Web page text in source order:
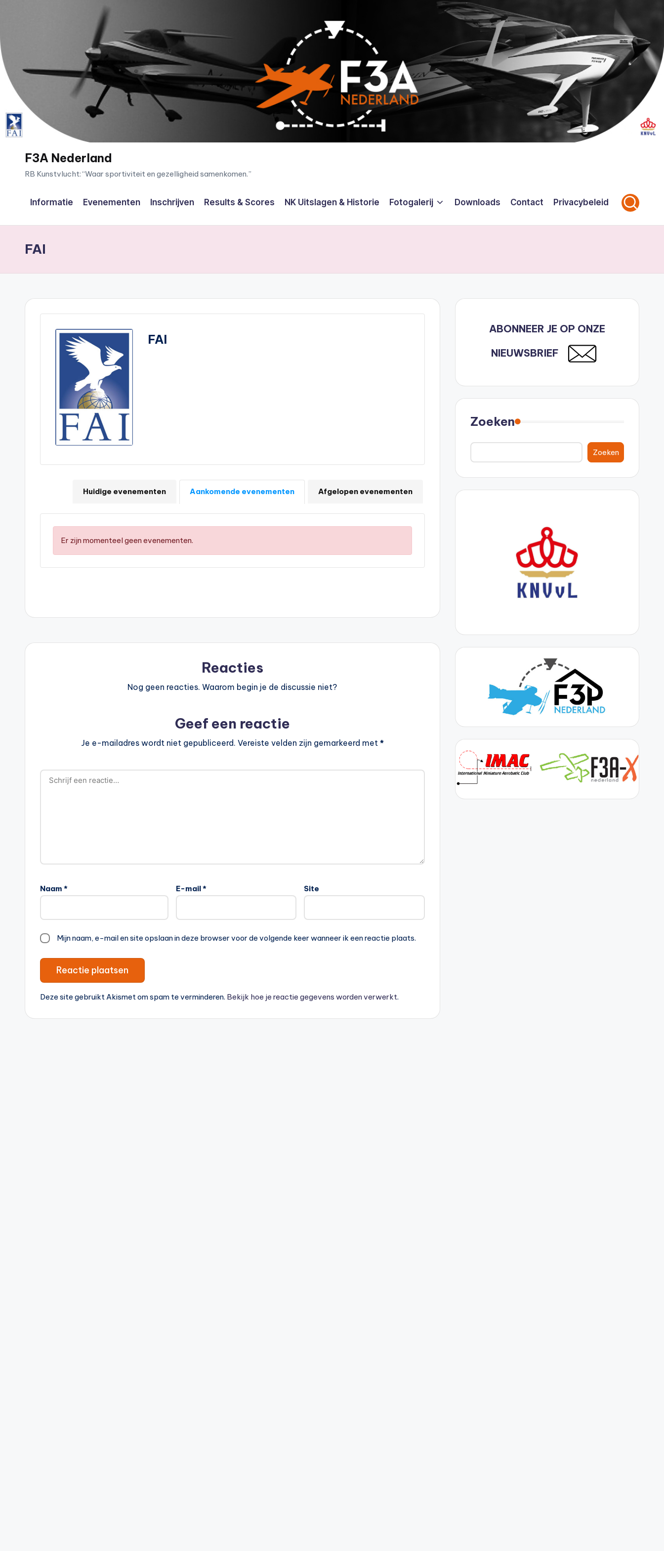
naar
de
inhoud
F3A Nederland
RB Kunstvlucht: “Waar sportiviteit en gezelligheid samenkomen.”
Informatie Evenementen Inschrijven Results & Scores NK Uitslagen & Historie Fotogalerij Downloads Contact Privacybeleid
FAI
FAI
Huidige evenementen Aankomende evenementen Afgelopen evenementen
Er zijn momenteel geen evenementen.
Reacties
Nog geen reacties. Waarom begin je de discussie niet?
Geef een reactie
Je e-mailadres wordt niet gepubliceerd. Vereiste velden zijn gemarkeerd met *
Naam * E-mail* Site
Mijn naam, e-mail en site opslaan in deze browser voor de volgende keer wanneer ik een reactie plaats.
Deze site gebruikt Akismet om spam te verminderen. Bekijk hoe je reactie gegevens worden verwerkt.
ABONNEER JE OP ONZE
NIEUWSBRIEF
Zoeken
Zoeken